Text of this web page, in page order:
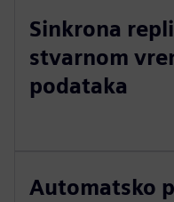
Sinkrona
stvarnom
podataka
Automatsko